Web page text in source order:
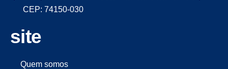
CEP: 74150-030
site
Quem somos